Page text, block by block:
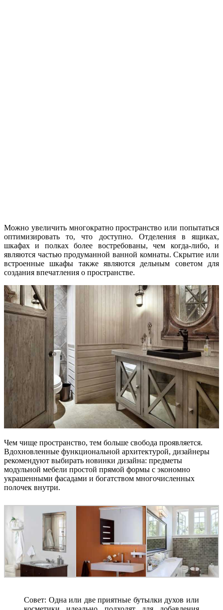
Можно увеличить многократно пространство или попытаться
оптимизировать то, что доступно. Отделения в ящиках,
шкафах и полках более востребованы, чем когда-либо, и
являются частью продуманной ванной комнаты. Скрытие или
встроенные шкафы также являются дельным советом для
создания впечатления о пространстве.
Чем чище пространство, тем больше свобода проявляется.
Вдохновленные функциональной архитектурой, дизайнеры
рекомендуют выбирать новинки дизайна: предметы
модульной мебели простой прямой формы с экономно
украшенными фасадами и богатством многочисленных
полочек внутри.
Совет: Одна или две приятные бутылки духов или